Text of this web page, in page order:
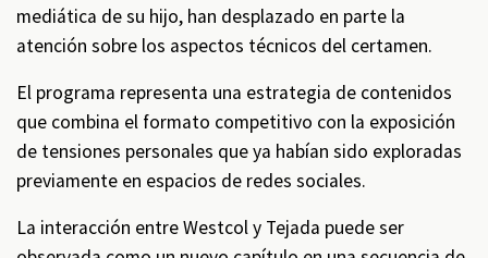
mediática de su hijo, han desplazado en parte la
atención sobre los aspectos técnicos del certamen.
El programa representa una estrategia de contenidos
que combina el formato competitivo con la exposición
de tensiones personales que ya habían sido exploradas
previamente en espacios de redes sociales.
La interacción entre Westcol y Tejada puede ser